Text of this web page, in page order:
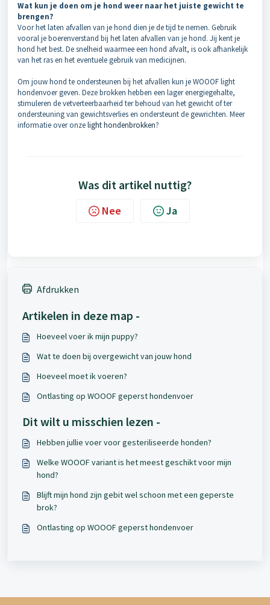
Wat kun je doen om je hond weer naar het juiste gewicht te
brengen?
Voor het laten afvallen van je hond dien je de tijd te nemen. Gebruik
vooral je boerenverstand bij het laten afvallen van je hond. Jij kent je
hond het best. De snelheid waarmee een hond afvalt, is ook afhankelijk
van het ras en het eventuele gebruik van medicijnen.
Om jouw hond te ondersteunen bij het afvallen kun je WOOOF light
hondenvoer geven. Deze brokken hebben een lager energiegehalte,
stimuleren de vetverteerbaarheid ter behoud van het gewicht of ter
ondersteuning van gewichtsverlies en ondersteunt de gewrichten. Meer
informatie over onzelight hondenbrokken?
Was dit artikel nuttig?
Nee Ja
Afdrukken
Artikelen in deze map -
Hoeveel voer ik mijn puppy?
Wat te doen bij overgewicht van jouw hond
Hoeveel moet ik voeren?
Ontlasting op WOOOF geperst hondenvoer
Dit wilt u misschien lezen -
Hebben jullie voer voor gesteriliseerde honden?
Welke WOOOF variant is het meest geschikt voor mijn
hond?
Blijft mijn hond zijn gebit wel schoon met een geperste
brok?
Ontlasting op WOOOF geperst hondenvoer